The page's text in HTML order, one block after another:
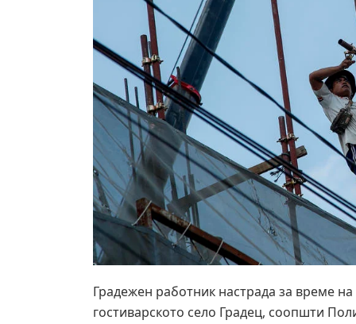
Градежен работник настрада за време
гостиварското село Градец, соопшти